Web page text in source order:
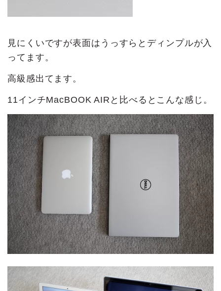
見にくいですが表面はうっすらとディンプルが入
ってます。
高級感出てます。
11インチMacBOOK AIRと比べるとこんな感じ。